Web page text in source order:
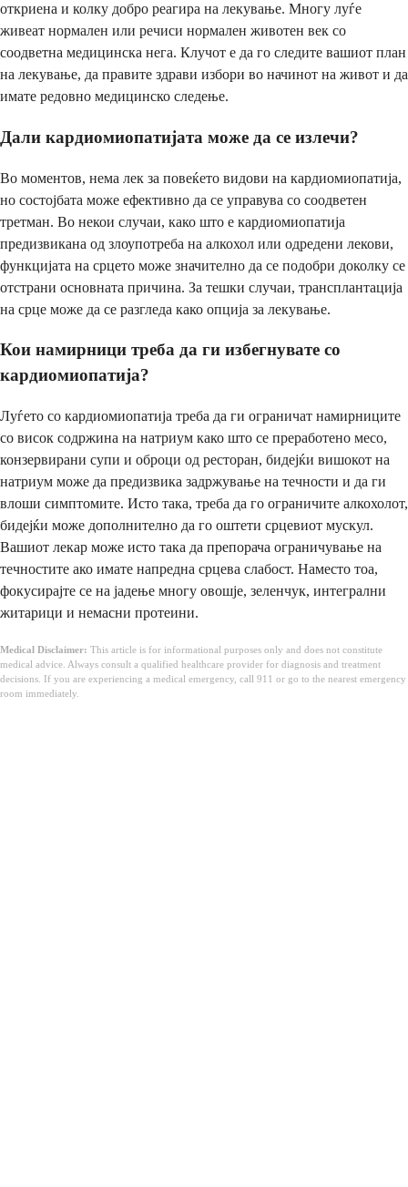
откриена и колку добро реагира на лекување. Многу луѓе
живеат нормален или речиси нормален животен век со
соодветна медицинска нега. Клучот е да го следите вашиот план
на лекување, да правите здрави избори во начинот на живот и да
имате редовно медицинско следење.
Дали кардиомиопатијата може да се излечи?
Во моментов, нема лек за повеќето видови на кардиомиопатија,
но состојбата може ефективно да се управува со соодветен
третман. Во некои случаи, како што е кардиомиопатија
предизвикана од злоупотреба на алкохол или одредени лекови,
функцијата на срцето може значително да се подобри доколку се
отстрани основната причина. За тешки случаи, трансплантација
на срце може да се разгледа како опција за лекување.
Кои намирници треба да ги избегнувате со
кардиомиопатија?
Луѓето со кардиомиопатија треба да ги ограничат намирниците
со висок содржина на натриум како што се преработено месо,
конзервирани супи и оброци од ресторан, бидејќи вишокот на
натриум може да предизвика задржување на течности и да ги
влоши симптомите. Исто така, треба да го ограничите алкохолот,
бидејќи може дополнително да го оштети срцевиот мускул.
Вашиот лекар може исто така да препорача ограничување на
течностите ако имате напредна срцева слабост. Наместо тоа,
фокусирајте се на јадење многу овошје, зеленчук, интегрални
житарици и немасни протеини.
Medical Disclaimer: This article is for informational purposes only and does not constitute
medical advice. Always consult a qualified healthcare provider for diagnosis and treatment
decisions. If you are experiencing a medical emergency, call 911 or go to the nearest emergency
room immediately.